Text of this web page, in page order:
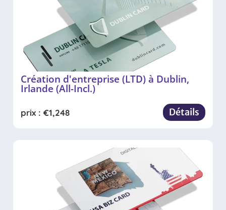
Création d'entreprise (LTD) à Dublin,
Irlande (All-Incl.)
prix : €1,248 Détails